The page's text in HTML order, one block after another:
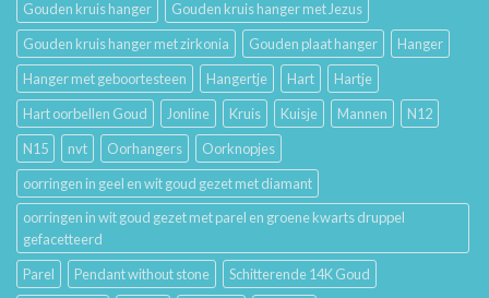
Gouden kruis hanger
Gouden kruis hanger met Jezus
Gouden kruis hanger met zirkonia
Gouden plaat hanger
Hanger
Hanger met geboortesteen
Hangertje Hart
Hartje
Hart oorbellen Goud
Jonline Kruis Kuisje Mannen
N12
N15
nvt Oorhangers
Oorknopjes
oorringen in geel en wit goud gezet met diamant
oorringen in wit goud gezet met parel en groene kwarts druppel
gefacetteerd
Parel
Pendant without stone
Schitterende 14K Goud